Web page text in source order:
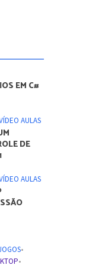
EM C#
AULAS
DE
AULAS
•
•